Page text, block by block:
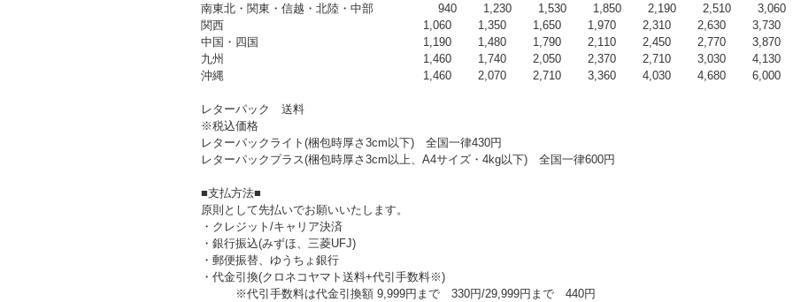
南東北・関東・信越・北陸・中部 940 1,230 1,530 1,850 2,190 2,510 3,060
関西 1,060 1,350 1,650 1,970 2,310 2,630 3,730
中国・四国 1,190 1,480 1,790 2,110 2,450 2,770 3,870
九州 1,460 1,740 2,050 2,370 2,710 3,030 4,130
沖縄 1,460 2,070 2,710 3,360 4,030 4,680 6,000
レターパック 送料
※税込価格
レターパックライト(梱包時厚さ3cm以下) 全国一律430円
レターパックプラス(梱包時厚さ3cm以上、A4サイズ・4kg以下) 全国一律600円
■支払方法■
原則として先払いでお願いいたします。
・クレジット/キャリア決済
・銀行振込(みずほ、三菱UFJ)
・郵便振替、ゆうちょ銀行
・代金引換(クロネコヤマト送料+代引手数料※)
※代引手数料は代金引換額 9,999円まで 330円/29,999円まで 440円